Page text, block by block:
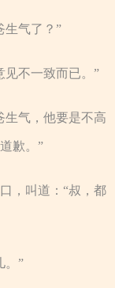
生气了？”
见不一致而已。”
生气，他要是不高
歉。”
，叫道：“叔，都
。”